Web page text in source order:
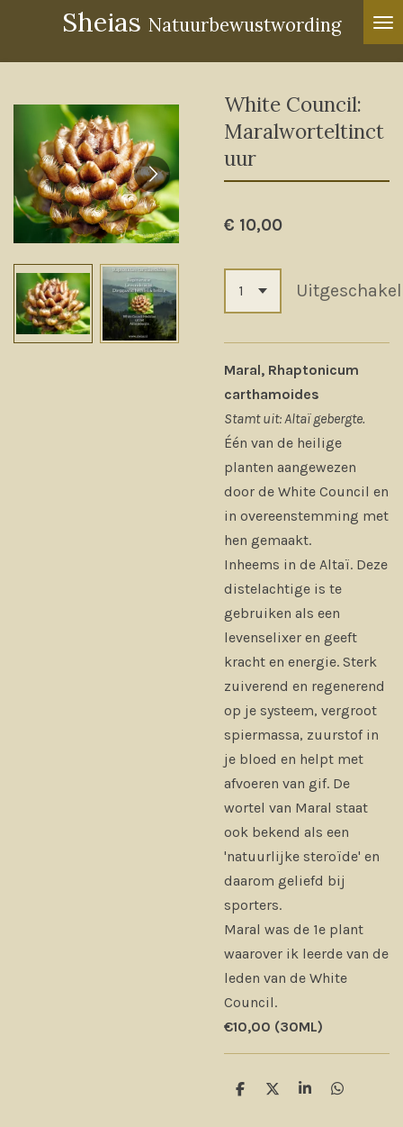
hoofdinhoud
Sheias Natuurbewustwording
White Council:
Maralworteltinct
uur
€ 10,00
Maral, Rhaptonicum
carthamoides
Stamt uit: Altaï gebergte.
Één van de heilige
planten aangewezen
door de White Council en
in overeenstemming met
hen gemaakt.
Inheems in de Altaï. Deze
distelachtige is te
gebruiken als een
levenselixer en geeft
kracht en energie. Sterk
zuiverend en regenerend
op je systeem, vergroot
spiermassa, zuurstof in
je bloed en helpt met
afvoeren van gif. De
wortel van Maral staat
ook bekend als een
'natuurlijke steroïde' en
daarom geliefd bij
sporters.
Maral was de 1e plant
waarover ik leerde van de
leden van de White
Council.
€10,00 (30ML)
D
D
S
D